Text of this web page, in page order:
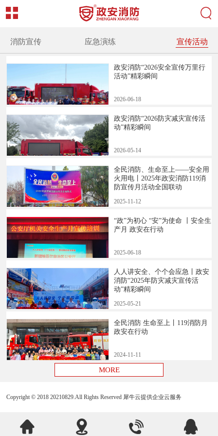
消防宣传 应急演练 宣传活动
政安消防“2026安全宣传万里行
活动”精彩瞬间
2026-06-18
政安消防“2026防灾减灾宣传活
动”精彩瞬间
2026-05-14
全民消防、生命至上——安全用
火用电丨2025年政安消防119消
防宣传月活动全国联动
2025-11-12
“政”为初心 “安”为使命 丨安全生
产月 政安在行动
2025-06-18
人人讲安全、个个会应急丨政安
消防“2025年防灾减灾宣传活
动”精彩瞬间
2025-05-21
全民消防 生命至上丨119消防月
政安在行动
2024-11-11
Copyright © 2018 20210829.All Rights Reserved 犀牛云提供企业云服务